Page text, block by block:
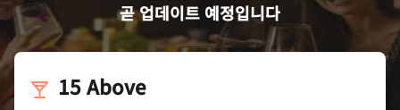
곧 업데이트 예정입니다
15 Above